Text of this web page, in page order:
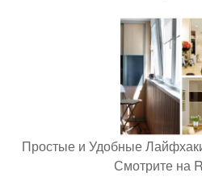
Простые и Удобные
Смотрите на